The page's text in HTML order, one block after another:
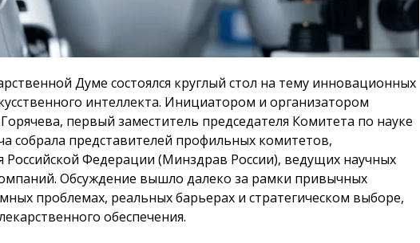
Думе состоялся круглый стол на тему инновационных
интеллекта. Инициатором и организатором
первый заместитель председателя Комитета по науке
собрала представителей профильных комитетов,
Российской Федерации (Минздрав России), ведущих научных
Обсуждение вышло далеко за рамки привычных
проблемах, реальных барьерах и стратегическом выборе,
обеспечения.